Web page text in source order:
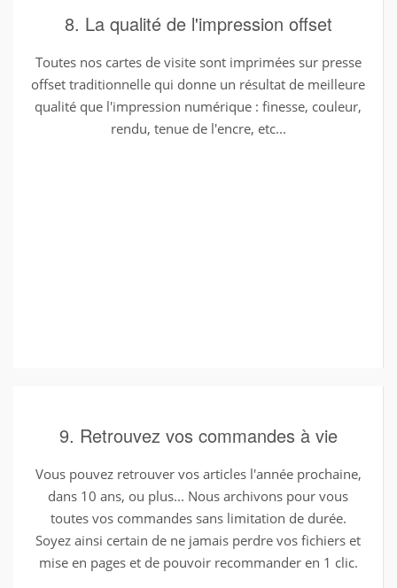
8. La qualité de l'impression offset
Toutes nos cartes de visite sont imprimées sur presse
offset traditionnelle qui donne un résultat de meilleure
qualité que l'impression numérique : finesse, couleur,
rendu, tenue de l'encre, etc...
9. Retrouvez vos commandes à vie
Vous pouvez retrouver vos articles l'année prochaine,
dans 10 ans, ou plus... Nous archivons pour vous
toutes vos commandes sans limitation de durée.
Soyez ainsi certain de ne jamais perdre vos fichiers et
mise en pages et de pouvoir recommander en 1 clic.